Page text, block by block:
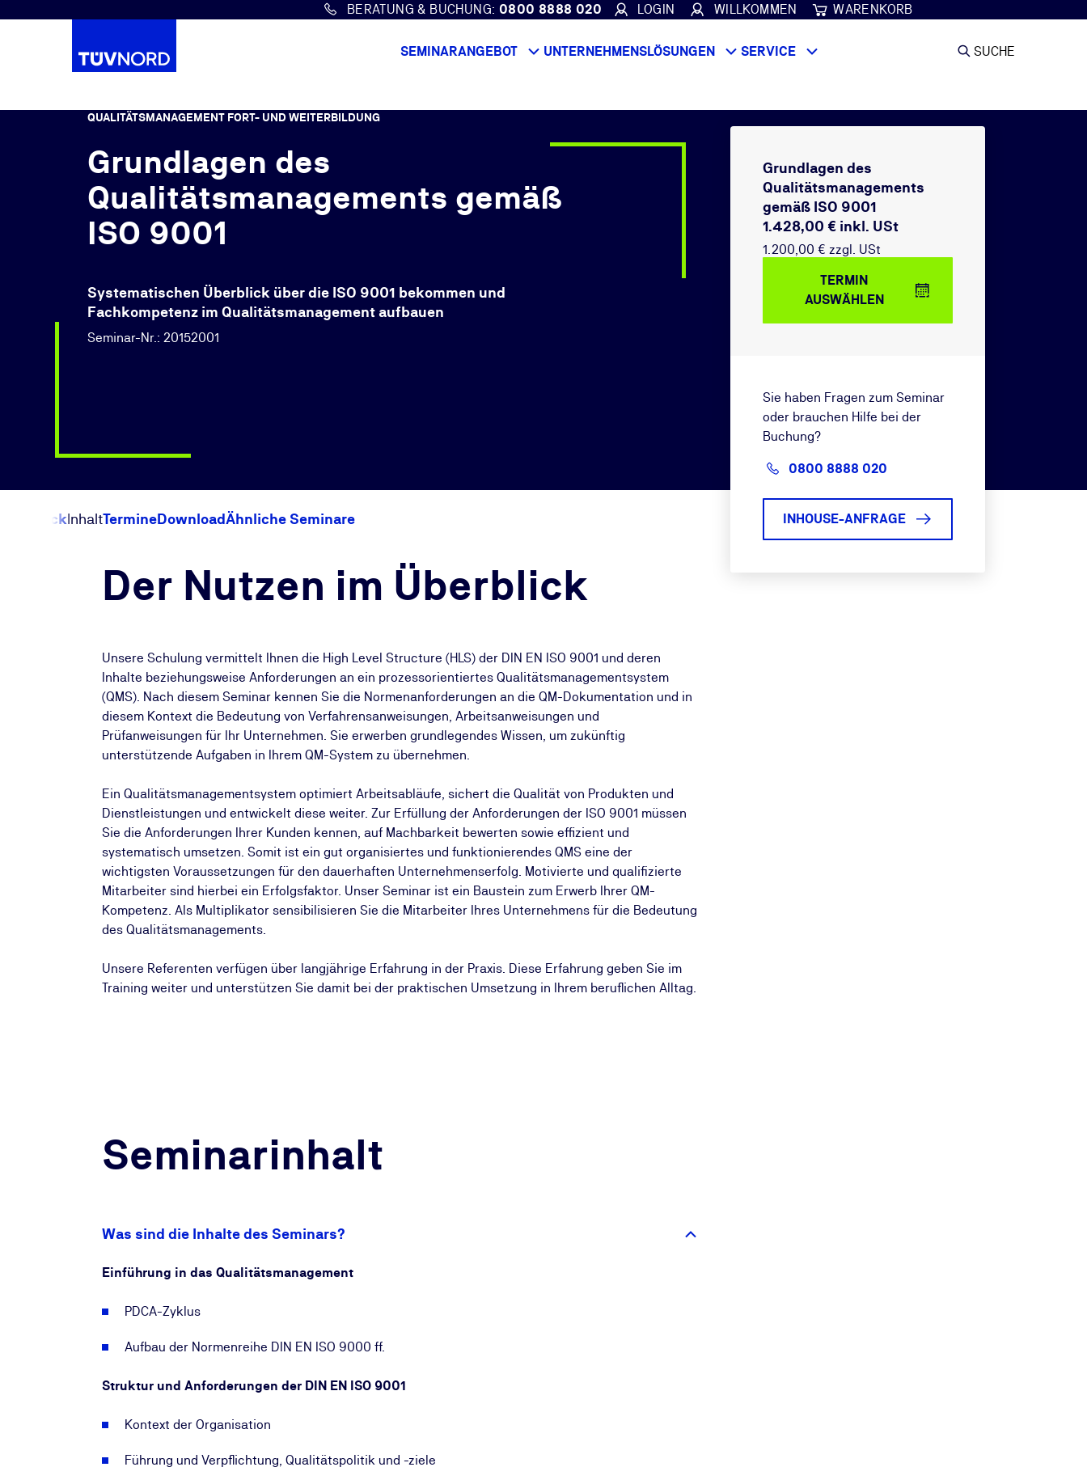
Springe zum Hauptinhalt
BERATUNG & BUCHUNG: 0800 8888 020 LOGIN WILLKOMMEN WARENKORB
SEMINARANGEBOT UNTERNEHMENSLÖSUNGEN SERVICE SUCHE
QUALITÄTSMANAGEMENT FORT- UND WEITERBILDUNG
Grundlagen des
Qualitätsmanagements gemäß
ISO 9001
Systematischen Überblick über die ISO 9001 bekommen und
Fachkompetenz im Qualitätsmanagement aufbauen
Seminar-Nr.: 20152001
ÜberblickInhaltTermineDownloadÄhnliche Seminare
Der Nutzen im Überblick
Unsere Schulung vermittelt Ihnen die High Level Structure (HLS) der DIN EN ISO 9001 und deren
Inhalte beziehungsweise Anforderungen an ein prozessorientiertes Qualitätsmanagementsystem
(QMS). Nach diesem Seminar kennen Sie die Normenanforderungen an die QM-Dokumentation und in
diesem Kontext die Bedeutung von Verfahrensanweisungen, Arbeitsanweisungen und
Prüfanweisungen für Ihr Unternehmen. Sie erwerben grundlegendes Wissen, um zukünftig
unterstützende Aufgaben in Ihrem QM-System zu übernehmen.
Ein Qualitätsmanagementsystem optimiert Arbeitsabläufe, sichert die Qualität von Produkten und
Dienstleistungen und entwickelt diese weiter. Zur Erfüllung der Anforderungen der ISO 9001 müssen
Sie die Anforderungen Ihrer Kunden kennen, auf Machbarkeit bewerten sowie effizient und
systematisch umsetzen. Somit ist ein gut organisiertes und funktionierendes QMS eine der
wichtigsten Voraussetzungen für den dauerhaften Unternehmenserfolg. Motivierte und qualifizierte
Mitarbeiter sind hierbei ein Erfolgsfaktor. Unser Seminar ist ein Baustein zum Erwerb Ihrer QM-
Kompetenz. Als Multiplikator sensibilisieren Sie die Mitarbeiter Ihres Unternehmens für die Bedeutung
des Qualitätsmanagements.
Unsere Referenten verfügen über langjährige Erfahrung in der Praxis. Diese Erfahrung geben Sie im
Training weiter und unterstützen Sie damit bei der praktischen Umsetzung in Ihrem beruflichen Alltag.
Seminarinhalt
Was sind die Inhalte des Seminars?
Einführung in das Qualitätsmanagement
PDCA-Zyklus
Aufbau der Normenreihe DIN EN ISO 9000 ff.
Struktur und Anforderungen der DIN EN ISO 9001
Kontext der Organisation
Führung und Verpflichtung, Qualitätspolitik und -ziele
Grundlagen des
Qualitätsmanagements
gemäß ISO 9001
1.428,00 € inkl. USt
1.200,00 € zzgl. USt
TERMIN
AUSWÄHLEN
Sie haben Fragen zum Seminar
oder brauchen Hilfe bei der
Buchung?
0800 8888 020
INHOUSE-ANFRAGE